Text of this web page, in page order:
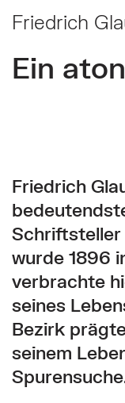
Friedrich
Ein
Friedrich
Schriftsteller
wurde 1896
verbrachte
seines
Bezirk
seinem